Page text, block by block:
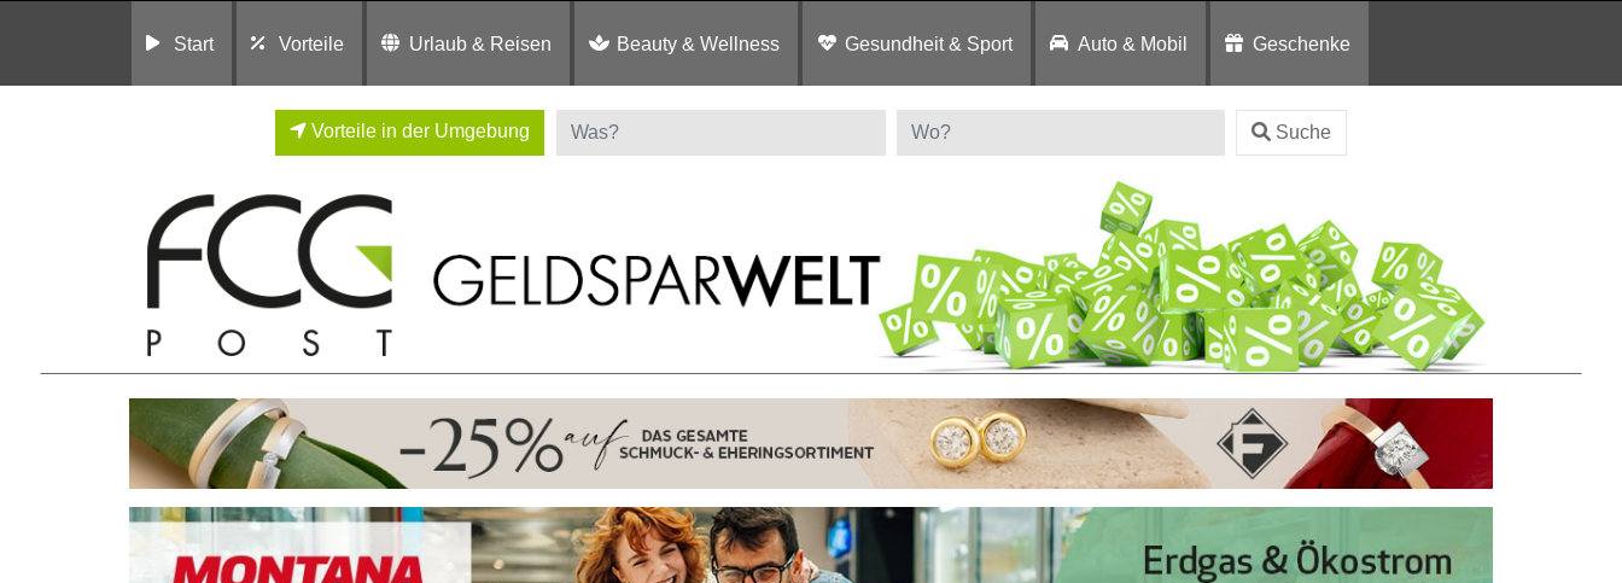
Start Vorteile Urlaub & Reisen Beauty & Wellness Gesundheit & Sport Auto & Mobil Geschenke
Vorteile in der Umgebung Suche